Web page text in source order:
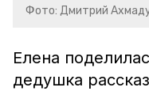
Фото: Дмитрий
Елена
дедушка